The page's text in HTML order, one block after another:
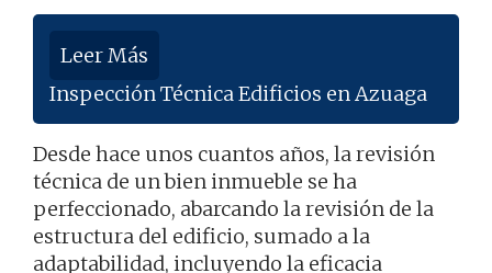
Leer Más
Inspección Técnica Edificios en Azuaga
Desde hace unos cuantos años, la revisión
técnica de un bien inmueble se ha
perfeccionado, abarcando la revisión de la
estructura del edificio, sumado a la
adaptabilidad, incluyendo la eficacia